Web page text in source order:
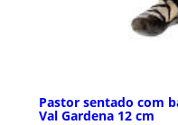
Pastor sentado com
Val Gardena 12 cm